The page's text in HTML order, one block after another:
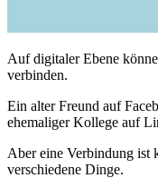
Auf digitaler Ebene
verbinden.
Ein alter Freund auf
ehemaliger Kollege auf
Aber eine Verbindung ist
verschiedene Dinge.